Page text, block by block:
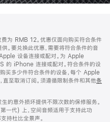
费为 RMB 12。优惠仅面向购买符合条件
要兑换此优惠，需要将符合条件的音
设备连接或配对。为 Apple
的 iPhone 连接或配对。符合条件的设
买多少件符合条件的设备，每个 Apple
直至取消订阅。须遵循限制条件和其他条
意外损坏提供不限次数的保修服务。
代) 上，空间音频适用于支持此功
持杜比全景声。